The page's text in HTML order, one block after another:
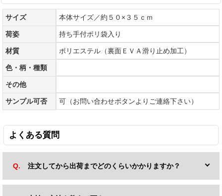
サイズ 本体サイズ／約５０×３５ｃｍ
荷姿 持ち手付ポリ袋入り
材質 ポリエステル（裏面ＥＶＡ滑り止め加工）
色・柄・種類
その他
サンプル可否 可（お問い合わせボタンよりご連絡下さい）
よくある質問
注文してから出荷までどのくらいかかりますか？